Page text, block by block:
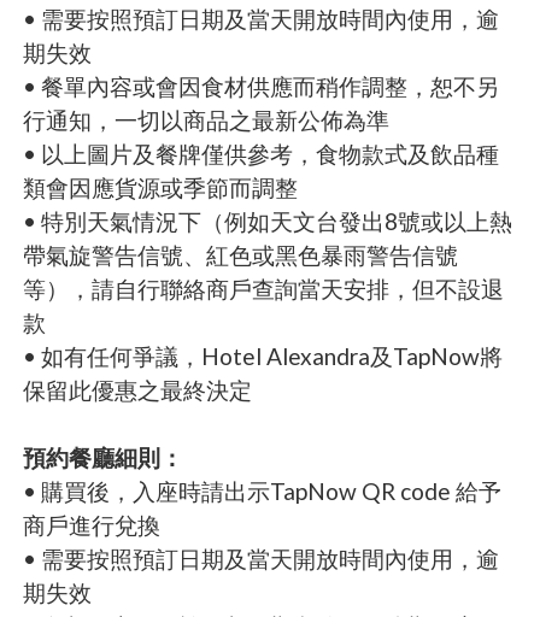
• 需要按照預訂日期及當天開放時間內使用，逾
期失效
• 餐單內容或會因食材供應而稍作調整，恕不另
行通知，一切以商品之最新公佈為準
• 以上圖片及餐牌僅供參考，食物款式及飲品種
類會因應貨源或季節而調整
• 特別天氣情況下（例如天文台發出8號或以上熱
帶氣旋警告信號、紅色或黑色暴雨警告信號
等），請自行聯絡商戶查詢當天安排，但不設退
款
• 如有任何爭議，Hotel Alexandra及TapNow將
保留此優惠之最終決定
預約餐廳細則：
• 購買後，入座時請出示TapNow QR code 給予
商戶進行兌換
• 需要按照預訂日期及當天開放時間內使用，逾
期失效